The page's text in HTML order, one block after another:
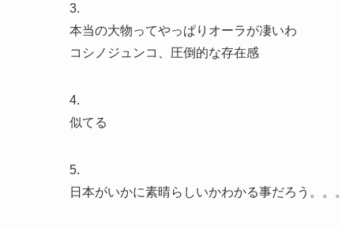
3.
本当の大物ってやっぱりオーラが凄いわ
コシノジュンコ、圧倒的な存在感
4.
似てる
5.
日本がいかに素晴らしいかわかる事だろう。。。